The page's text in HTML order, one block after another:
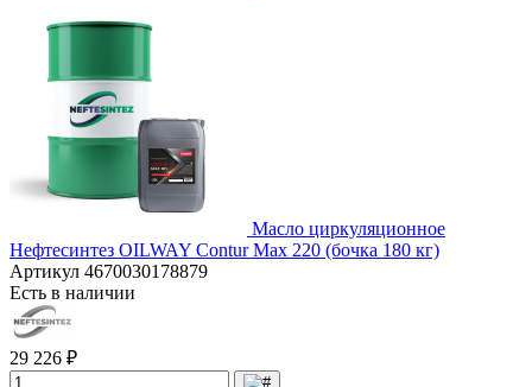
Масло циркуляционное
Нефтесинтез OILWAY Contur Max 220 (бочка 180 кг)
Артикул 4670030178879
Есть в наличии
29 226 ₽